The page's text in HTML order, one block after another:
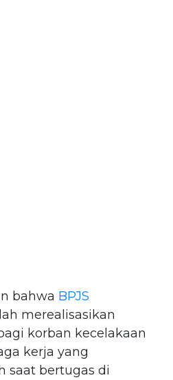
bahwa BPJS
merealisasikan
korban kecelakaan
kerja yang
saat bertugas di